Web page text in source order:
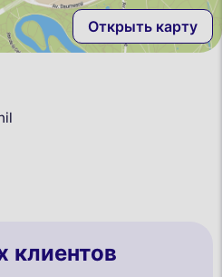
Открыть карту
клиентов